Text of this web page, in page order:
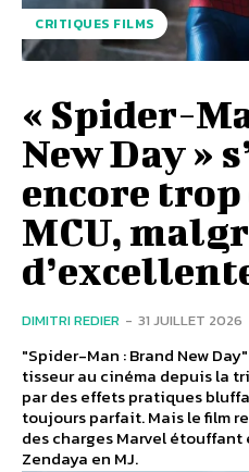
CRITIQUES FILMS
« Spider-
New Day »
encore trop
MCU,
DIMITRI REDIER - 31 JUILLET 2026
"Spider-Man : Brand New
tisseur au cinéma depuis la
par des effets pratiques
toujours parfait. Mais le film
des charges Marvel
Zendaya en MJ.